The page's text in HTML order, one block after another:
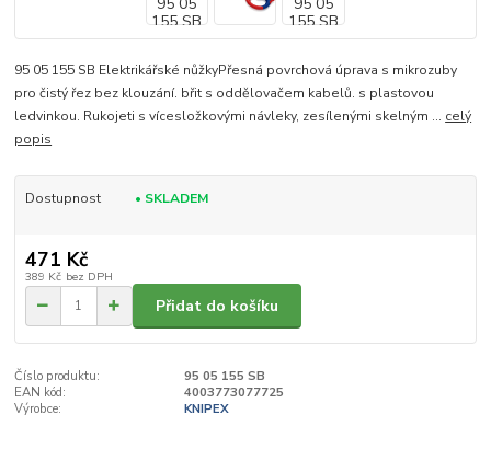
95 05 155 SB Elektrikářské nůžkyPřesná povrchová úprava s mikrozuby
pro čistý řez bez klouzání. břit s oddělovačem kabelů. s plastovou
ledvinkou. Rukojeti s vícesložkovými návleky, zesílenými skelným ... celý
popis
Dostupnost • SKLADEM
471 Kč
389 Kč bez DPH
Přidat do košíku
Číslo produktu:
95 05 155 SB
EAN kód:
4003773077725
Výrobce:
KNIPEX